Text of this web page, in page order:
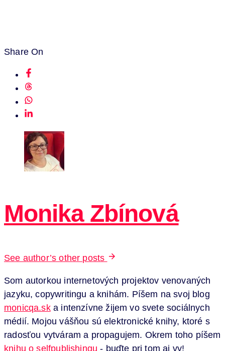
Share On
Monika Zbínová
See author’s other posts
Som autorkou internetových projektov venovaných
jazyku, copywritingu a knihám. Píšem na svoj blog
monicqa.ska intenzívne žijem vo svete sociálnych
médií. Mojou vášňou sú elektronické knihy, ktoré s
radosťou vytváram a propagujem. Okrem toho píšem
knihu o selfpublishingu - buďte pri tom aj vy!